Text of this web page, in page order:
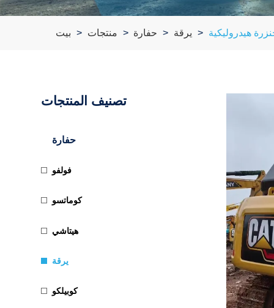
بيت منتجات حفارة يرقة
تصنيف المنتجات
حفارة
فولفو
كوماتسو
هيتاشي
يرقة
كوبيلكو